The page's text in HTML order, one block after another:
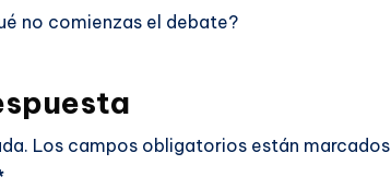
no comienzas el debate?
Los campos obligatorios están marcados